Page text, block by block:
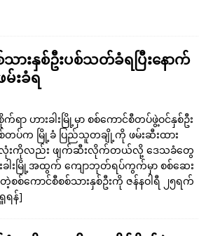
သားနှစ်ဦးပစ်သတ်ခံရပြီးနောက်
းခံရ
က်ရာ ဟားခါးမြို့မှာ စစ်ကောင်စီတပ်ဖွဲ့ဝင်နှစ်ဦး
စ်တပ်က မြို့ခံ ပြည်သူတချို့ကို ဖမ်းဆီးထား
းကိုလည်း ဖျက်ဆီးလိုက်တယ်လို့ ဒေသခံတွေ
ါးမြို့အထွက် ကျောဘုတ်ရပ်ကွက်မှာ စစ်ဆေး
စ်ကောင်စီစစ်သားနှစ်ဦးကို ဇန်နဝါရီ ၂၅ရက်
န်]